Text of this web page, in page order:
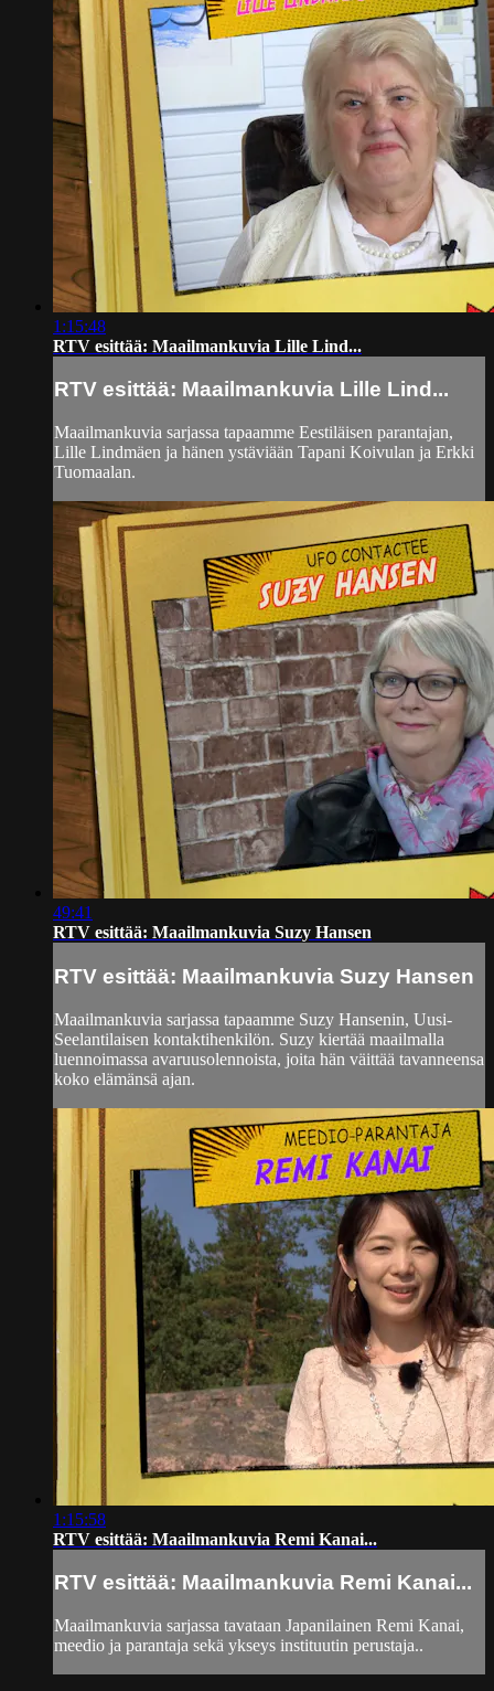
1:15:48
RTV esittää: Maailmankuvia Lille Lind...
RTV esittää: Maailmankuvia Lille Lind...
Maailmankuvia sarjassa tapaamme Eestiläisen parantajan,
Lille Lindmäen ja hänen ystäviään Tapani Koivulan ja Erkki
Tuomaalan.
49:41
RTV esittää: Maailmankuvia Suzy Hansen
RTV esittää: Maailmankuvia Suzy Hansen
Maailmankuvia sarjassa tapaamme Suzy Hansenin, Uusi-
Seelantilaisen kontaktihenkilön. Suzy kiertää maailmalla
luennoimassa avaruusolennoista, joita hän väittää tavanneensa
koko elämänsä ajan.
1:15:58
RTV esittää: Maailmankuvia Remi Kanai...
RTV esittää: Maailmankuvia Remi Kanai...
Maailmankuvia sarjassa tavataan Japanilainen Remi Kanai,
meedio ja parantaja sekä ykseys instituutin perustaja..